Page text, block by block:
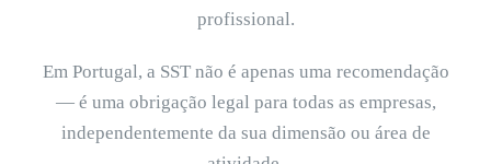
profissional.
Em Portugal, a SST não é apenas uma recomendação
— é uma obrigação legal para todas as empresas,
independentemente da sua dimensão ou área de